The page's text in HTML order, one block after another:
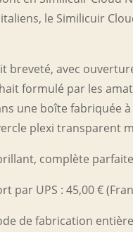
le Similicuir
breveté, avec
formulé par les
une boîte fabriquée
plexi transparent
complète
par UPS : 45,00 €
de fabrication